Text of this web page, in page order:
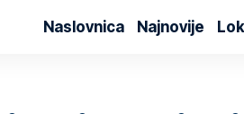
Naslovnica Najnovije